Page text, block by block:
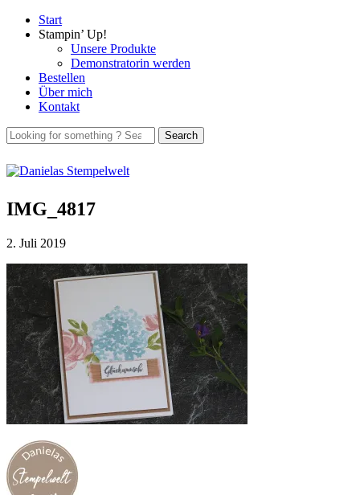
Start
Stampin’ Up!
Unsere Produkte
Demonstratorin werden
Bestellen
Über mich
Kontakt
IMG_4817
2. Juli 2019